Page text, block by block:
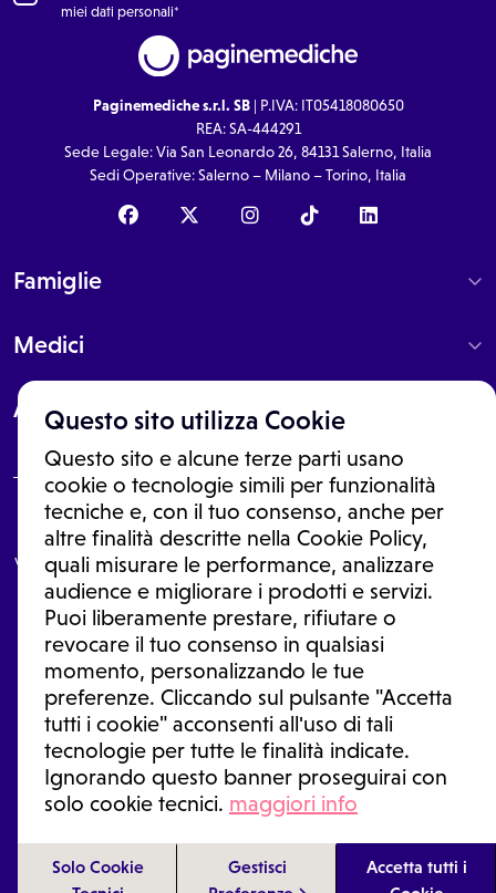
Questo sito utilizza Cookie
Questo sito e alcune terze parti usano
cookie o tecnologie simili per funzionalità
tecniche e, con il tuo consenso, anche per
altre finalità descritte nella Cookie Policy,
quali misurare le performance, analizzare
audience e migliorare i prodotti e servizi.
Puoi liberamente prestare, rifiutare o
revocare il tuo consenso in qualsiasi
momento, personalizzando le tue
preferenze. Cliccando sul pulsante "Accetta
tutti i cookie" acconsenti all'uso di tali
tecnologie per tutte le finalità indicate.
Ignorando questo banner proseguirai con
solo cookie tecnici. maggiori info
Solo Cookie
Gestisci
Accetta tutti i
miei dati personali*
Paginemediche s.r.l. SB| P.IVA: IT05418080650
REA: SA-444291
Sede Legale: Via San Leonardo 26, 84131 Salerno, Italia
Sedi Operative: Salerno – Milano – Torino, Italia
Famiglie
Medici
About
Le informazioni proposte in questo sito non sono un consulto medico.
In nessun caso, queste informazioni sostituiscono un consulto, una
visita o una diagnosi formulata dal medico. Non si devono considerare
le informazioni disponibili come suggerimenti per la formulazione di
una diagnosi, la determinazione di un trattamento o l'assunzione o
sospensione di un farmaco senza prima consultare un medico di
medicina generale o uno specialista.
Condizioni di utilizzo|Privacy Policy |Gestione Cookie
Ⓒ 2026 | Tutti i diritti riservati.